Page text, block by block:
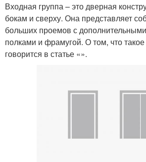
Входная группа – это дверная
бокам и сверху. Она представляет
больших проемов с
полками и фрамугой. О том, что
говорится в статье «».